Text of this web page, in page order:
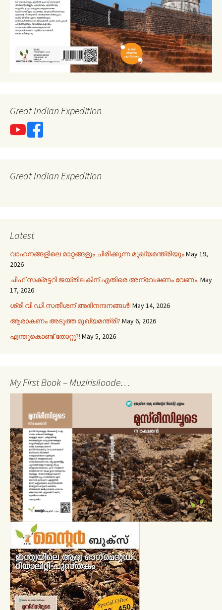
Great Indian Expedition
Great Indian Expedition
Latest
വാഹനങ്ങളിലെ മാറ്റങ്ങളും ചിരിക്കുന്ന മുഖ്യമന്ത്രിയുംMay 19,
2026
ചീഫ് സക്രട്ടറി ജയ്തിലകിന് എതിരെ അന്വേഷണം വേണം. May
17, 2026
ശ്രീ.വി.ഡി.സതീശന് അഭിനന്ദനങ്ങൾ! May 14, 2026
ആരാകണം അടുത്ത മുഖ്യമന്ത്രി? May 6, 2026
എന്തുകൊണ്ട് തോറ്റു?! May 5, 2026
My First Book – Muzirisiloode…